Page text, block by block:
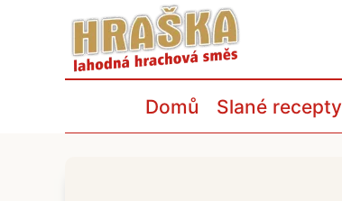
Domů Slané recepty